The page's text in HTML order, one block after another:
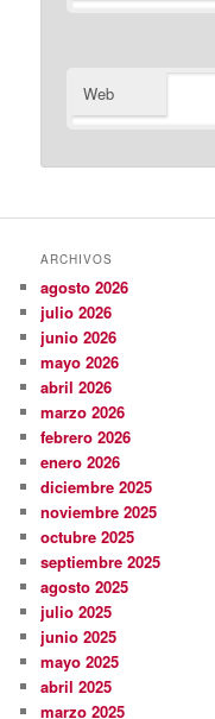
Web
ARCHIVOS
agosto 2026
julio 2026
junio 2026
mayo 2026
abril 2026
marzo 2026
febrero 2026
enero 2026
diciembre 2025
noviembre 2025
octubre 2025
septiembre 2025
agosto 2025
julio 2025
junio 2025
mayo 2025
abril 2025
marzo 2025